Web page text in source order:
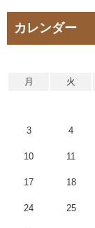
カレンダー
月 火
3 4
10 11
17 18
24 25